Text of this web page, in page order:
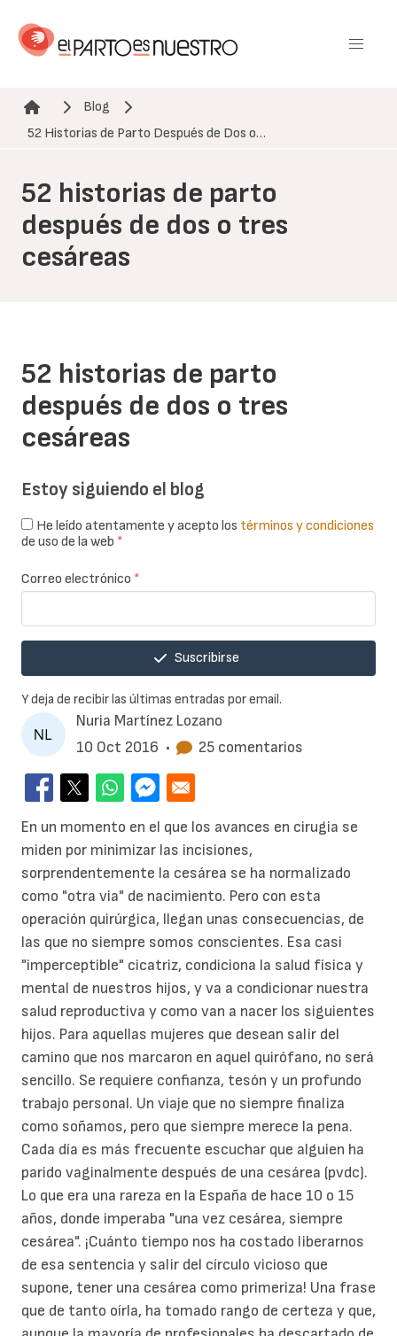
contenido
Ruta de navegación
Blog
52 Historias de Parto Después de Dos o…
52 historias de parto
después de dos o tres
cesáreas
Nuria Martínez Lozano
10 Oct 2016 • 25 comentarios
52 historias de parto
después de dos o tres
cesáreas
En un momento en el que los avances en cirugia se
miden por minimizar las incisiones,
sorprendentemente la cesárea se ha normalizado
como "otra via" de nacimiento. Pero con esta
operación quirúrgica, llegan unas consecuencias, de
las que no siempre somos conscientes. Esa casi
"imperceptible" cicatriz, condiciona la salud física y
mental de nuestros hijos, y va a condicionar nuestra
salud reproductiva y como van a nacer los siguientes
hijos. Para aquellas mujeres que desean salir del
camino que nos marcaron en aquel quirófano, no será
sencillo. Se requiere confianza, tesón y un profundo
trabajo personal. Un viaje que no siempre finaliza
como soñamos, pero que siempre merece la pena.
Cada día es más frecuente escuchar que alguien ha
parido vaginalmente después de una cesárea (pvdc).
Lo que era una rareza en la España de hace 10 o 15
años, donde imperaba "una vez cesárea, siempre
cesárea". ¡Cuánto tiempo nos ha costado liberarnos
de esa sentencia y salir del círculo vicioso que
supone, tener una cesárea como primeriza! Una frase
que de tanto oírla, ha tomado rango de certeza y que,
Estoy siguiendo el blog
He leído atentamente y acepto los términos y condiciones
de uso de la web *
Correo electrónico *
Suscribirse
Y deja de recibir las últimas entradas por email.